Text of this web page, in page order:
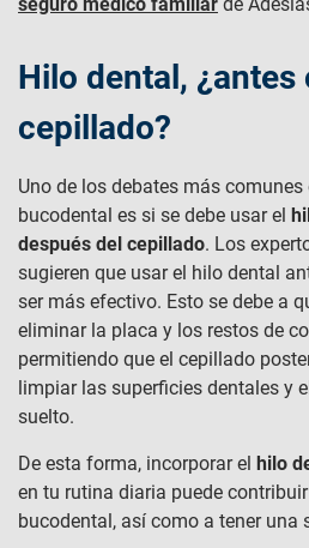
Hilo dental, ¿antes
cepillado?
Uno de los debates más
bucodental es si se debe usar el
después del cepillado. Los
sugieren que usar el hilo dental
ser más efectivo. Esto se debe a
eliminar la placa y los restos de
permitiendo que el cepillado
limpiar las superficies dentales y
suelto.
De esta forma, incorporar el hilo
en tu rutina diaria puede
bucodental, así como a tener una